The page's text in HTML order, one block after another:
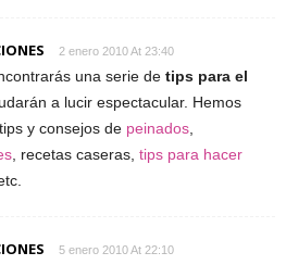
2 enero 2010 At 23:40
una serie de tips para el
a lucir espectacular. Hemos
y consejos de peinados
, recetas caseras, tips para hacer
5 enero 2010 At 22:10